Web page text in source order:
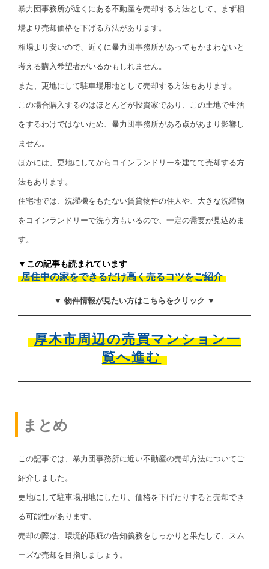
暴力団事務所が近くにある不動産を売却する方法として、まず相
場より売却価格を下げる方法があります。
相場より安いので、近くに暴力団事務所があってもかまわないと
考える購入希望者がいるかもしれません。
また、更地にして駐車場用地として売却する方法もあります。
この場合購入するのはほとんどが投資家であり、この土地で生活
をするわけではないため、暴力団事務所がある点があまり影響し
ません。
ほかには、更地にしてからコインランドリーを建てて売却する方
法もあります。
住宅地では、洗濯機をもたない賃貸物件の住人や、大きな洗濯物
をコインランドリーで洗う方もいるので、一定の需要が見込めま
す。
▼この記事も読まれています
居住中の家をできるだけ高く売るコツをご紹介
▼ 物件情報が見たい方はこちらをクリック ▼
厚木市周辺の売買マンション一
覧へ進む
まとめ
この記事では、暴力団事務所に近い不動産の売却方法についてご
紹介しました。
更地にして駐車場用地にしたり、価格を下げたりすると売却でき
る可能性があります。
売却の際は、環境的瑕疵の告知義務をしっかりと果たして、スム
ーズな売却を目指しましょう。